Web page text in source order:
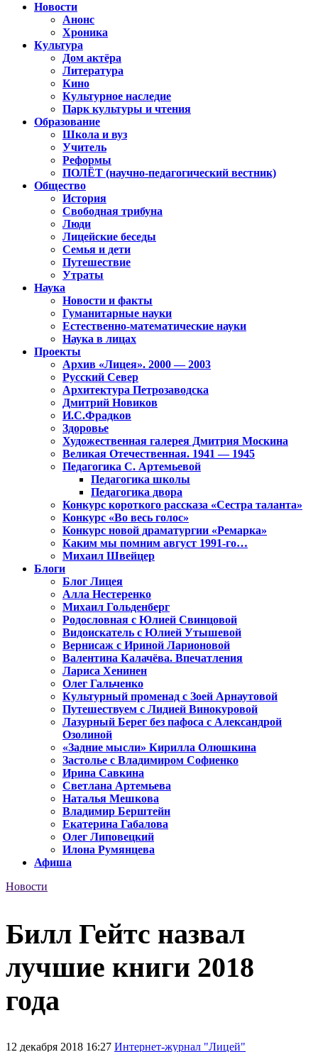
Новости
Анонс
Хроника
Культура
Дом актёра
Литература
Кино
Культурное наследие
Парк культуры и чтения
Образование
Школа и вуз
Учитель
Реформы
ПОЛЁТ (научно-педагогический вестник)
Общество
История
Свободная трибуна
Люди
Лицейские беседы
Семья и дети
Путешествие
Утраты
Наука
Новости и факты
Гуманитарные науки
Естественно-математические науки
Наука в лицах
Проекты
Архив «Лицея». 2000 — 2003
Русский Север
Архитектура Петрозаводска
Дмитрий Новиков
И.С.Фрадков
Здоровье
Художественная галерея Дмитрия Москина
Великая Отечественная. 1941 — 1945
Педагогика С. Артемьевой
Педагогика школы
Педагогика двора
Конкурс короткого рассказа «Сестра таланта»
Конкурс «Во весь голос»
Конкурс новой драматургии «Ремарка»
Каким мы помним август 1991-го…
Михаил Швейцер
Блоги
Блог Лицея
Алла Нестеренко
Михаил Гольденберг
Родословная с Юлией Свинцовой
Видоискатель с Юлией Утышевой
Вернисаж с Ириной Ларионовой
Валентина Калачёва. Впечатления
Лариса Хенинен
Олег Гальченко
Культурный променад с Зоей Арнаутовой
Путешествуем с Лидией Винокуровой
Лазурный Берег без пафоса с Александрой
Озолиной
«Задние мысли» Кирилла Олюшкина
Застолье с Владимиром Софиенко
Ирина Савкина
Светлана Артемьева
Наталья Мешкова
Владимир Берштейн
Екатерина Габалова
Олег Липовецкий
Илона Румянцева
Афиша
Новости
Билл Гейтс назвал
лучшие книги 2018
года
12 декабря 2018 16:27 Интернет-журнал "Лицей"